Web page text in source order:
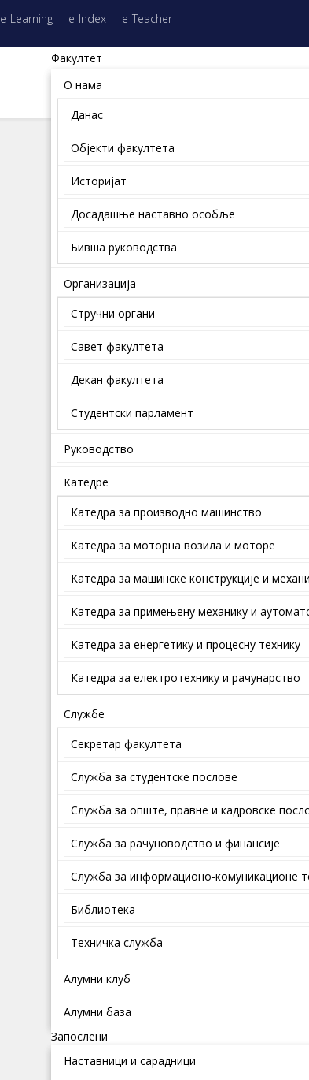
e-Learning e-Index e-Teacher
Факултет
О нама
Данас
Објекти факултета
Историјат
Досадашње наставно особље
Бивша руководства
Организација
Стручни органи
Савет факултета
Декан факултета
Студентски парламент
Руководство
Катедре
Катедра за производно машинство
Катедра за моторна возила и моторе
Катедра за машинске конструкције и
Катедра за примењену механику и
Катедра за енергетику и процесну технику
Катедра за електротехнику и рачунарство
Службе
Секретар факултета
Служба за студентске послове
Службa зa oпштe, прaвнe и кaдрoвскe
Служба за рачуноводство и финансије
Служба за информационо-комуникационе
Библиотека
Техничка служба
Алумни клуб
Алумни база
Запослени
Наставници и сарадници